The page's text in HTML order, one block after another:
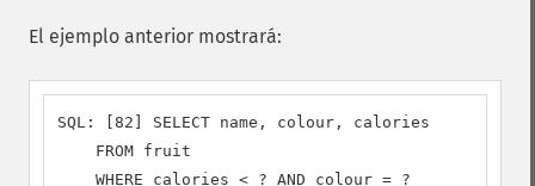
El ejemplo anterior mostrará:
SQL: [82] SELECT name, colour, calories
    FROM fruit
    WHERE calories < ? AND colour = ?